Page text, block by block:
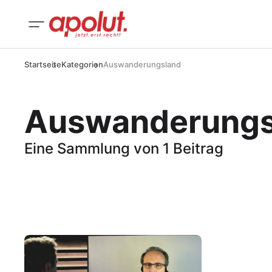
StartseiteKategorienAuswanderungsland
Eine Sammlung von 1 Beitrag